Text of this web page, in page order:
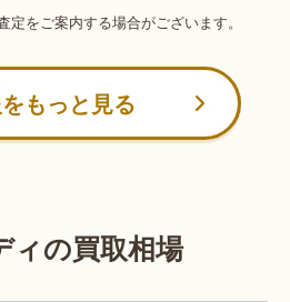
をご案内する場合がございます。
もっと見る
ィの買取相場